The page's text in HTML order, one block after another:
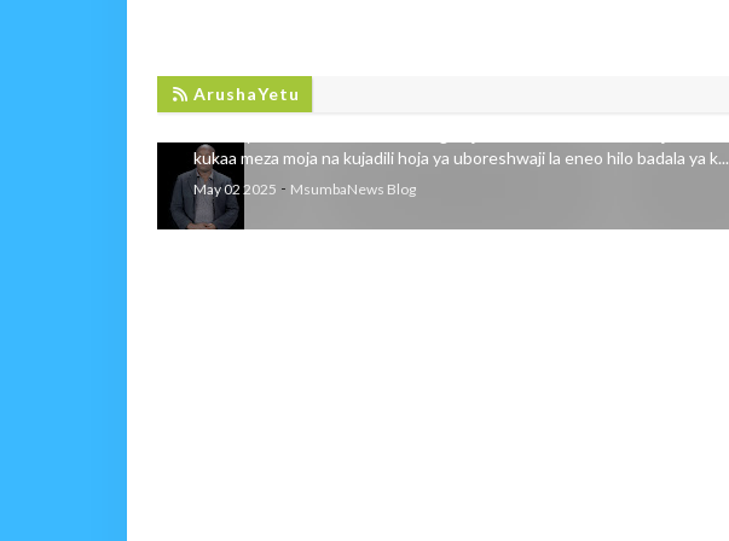
ArushaYetu
MEZA MOJA YA MAJADILIANO
kukaa meza moja na kujadili hoja ya uboreshwaji la eneo hilo badala ya k...
May 02 2025 - MsumbaNews Blog